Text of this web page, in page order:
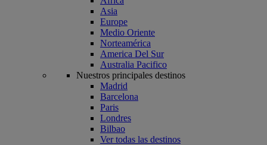
Asia
Europe
Medio Oriente
Norteamérica
America Del Sur
Australia Pacifico
Nuestros principales destinos
Madrid
Barcelona
Paris
Londres
Bilbao
Ver todas las destinos